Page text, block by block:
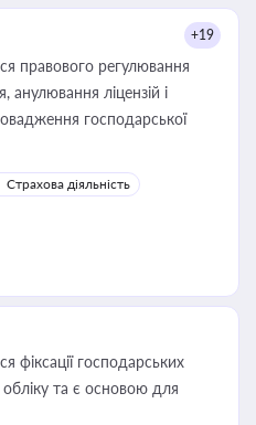
+19
правового регулювання
ліцензій і
господарської
Страхова діяльність
фіксації господарських
та є основою для